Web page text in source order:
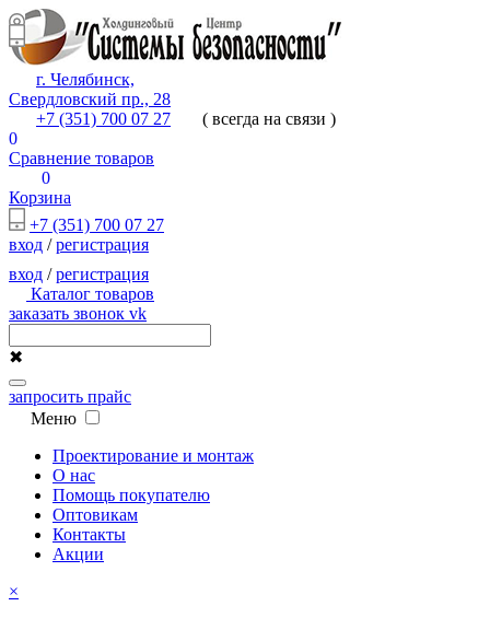
г. Челябинск,
Свердловский пр., 28
+7 (351) 700 07 27
( всегда на связи )
0
Сравнение товаров
0
Корзина
+7 (351) 700 07 27
вход /регистрация
вход /регистрация
Каталог товаров
заказать звонок vk
✖
запросить прайс
Меню
Проектирование и монтаж
О нас
Помощь покупателю
Оптовикам
Контакты
Акции
×